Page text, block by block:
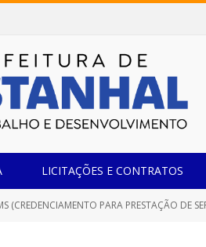
LICITAÇÕES E CONTRATOS
DE SERVIÇO DE SAÚDE NA ÁREA DE FISIOTERAPIA PARA